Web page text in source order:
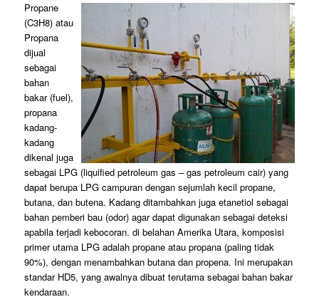
Propane
(C3H8) atau
Propana
dijual
sebagai
bahan
bakar (fuel),
propana
kadang-
kadang
dikenal juga
sebagai LPG (liquified petroleum gas – gas petroleum cair) yang
dapat berupa LPG campuran dengan sejumlah kecil propane,
butana, dan butena. Kadang ditambahkan juga etanetiol sebagai
bahan pemberi bau (odor) agar dapat digunakan sebagai deteksi
apabila terjadi kebocoran. di belahan Amerika Utara, komposisi
primer utama LPG adalah propane atau propana (paling tidak
90%), dengan menambahkan butana dan propena. Ini merupakan
standar HD5, yang awalnya dibuat terutama sebagai bahan bakar
kendaraan.